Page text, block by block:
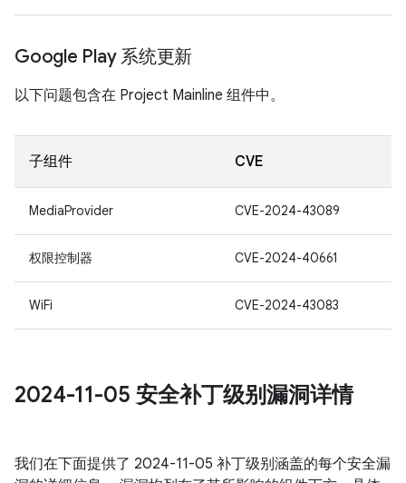
Google Play 系统更新
以下问题包含在 Project Mainline 组件中。
子组件 CVE
MediaProvider CVE-2024-43089
权限控制器 CVE-2024-40661
WiFi CVE-2024-43083
2024-11-05 安全补丁级别漏洞详情
我们在下面提供了 2024-11-05 补丁级别涵盖的每个安全漏